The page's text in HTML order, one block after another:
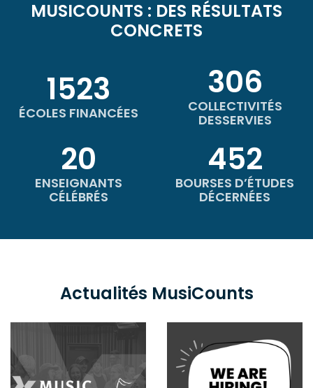
MUSICOUNTS : DES RÉSULTATS
CONCRETS
1523
ÉCOLES FINANCÉES
306
COLLECTIVITÉS
DESSERVIES
20
ENSEIGNANTS
CÉLÉBRÉS
452
BOURSES D’ÉTUDES
DÉCERNÉES
Actualités MusiCounts